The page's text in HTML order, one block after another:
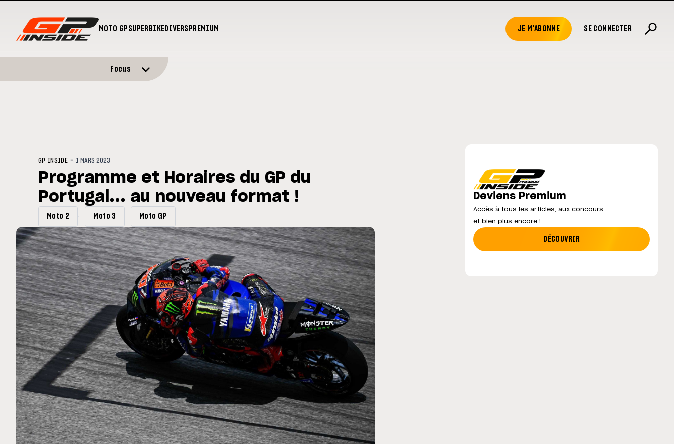
MOTO GPSUPERBIKEDIVERS PREMIUM JE M'ABONNE SE CONNECTER
club spécial dans
MOTO GP
Silverstone : Horaires et Programme du GP de
Grande-Bretagne
MOTO GP
Zarco évite l'opération et vise un retour en
septembre
MotoGP : les cinq constructeurs signent un
Focus
GP INSIDE - 1 MARS 2023
Programme et Horaires du GP du
Portugal... au nouveau format !
Moto 2 Moto 3 Moto GP
Deviens Premium
Accès à tous les articles, aux concours
et bien plus encore !
DÉCOUVRIR